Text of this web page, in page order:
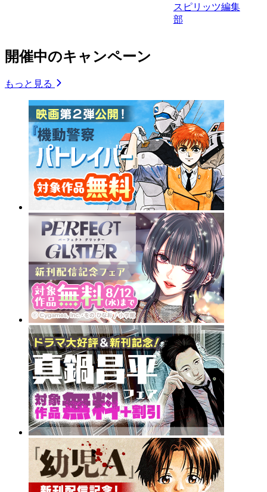
スピリッツ編集
部
開催中のキャンペーン
もっと見る